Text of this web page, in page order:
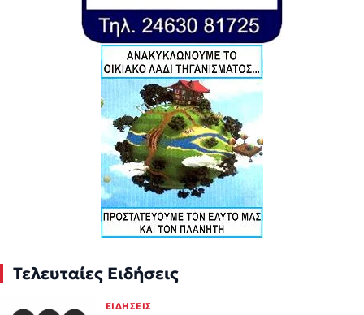
Τελευταίες Ειδήσεις
ΕΙΔΉΣΕΙΣ